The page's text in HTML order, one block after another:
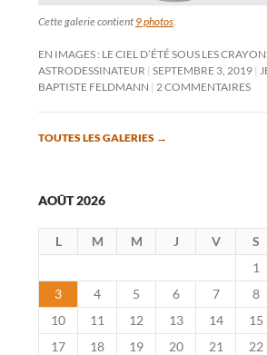
Cette galerie contient 9 photos
EN IMAGES : LE CIEL D’ÉTÉ SOUS LES
ASTRODESSINATEUR SEPTEMBRE 3, 2019
BAPTISTE FELDMANN
2 COMMENTAIRES
TOUTES LES GALERIES →
AOÛT 2026
L M M J V S
1
3
4 5 6 7 8
10
11 12 13 14 15
17
18 19 20 21 22